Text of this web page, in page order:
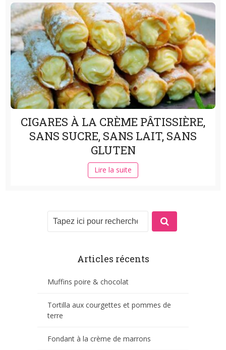
CIGARES À LA CRÈME PÂTISSIÈRE,
SANS SUCRE, SANS LAIT, SANS
GLUTEN
Lire la suite
Articles récents
Muffins poire & chocolat
Tortilla aux courgettes et pommes de
terre
Fondant à la crème de marrons